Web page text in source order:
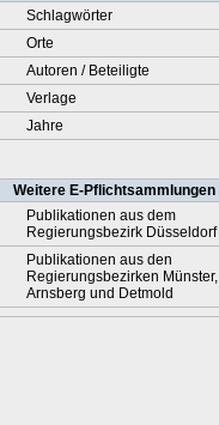
Schlagwörter
Orte
Autoren / Beteiligte
Verlage
Jahre
Weitere E-Pflichtsammlungen
Publikationen aus dem
Regierungsbezirk Düsseldorf
Publikationen aus den
Regierungsbezirken Münster,
Arnsberg und Detmold